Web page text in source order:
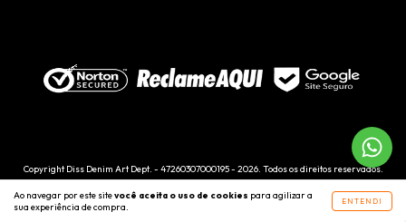
Ao navegar por este sitevocê aceita o uso de cookies para agilizar a
sua experiência de compra.
ENTENDI
Copyright Diss Denim Art Dept. - 47260307000195 - 2026. Todos os direitos reservados.